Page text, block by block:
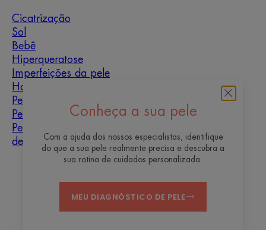
Conheça a sua pele
Com a ajuda dos nossos especialistas, identifique
do que a sua pele realmente precisa e descubra a
sua rotina de cuidados personalizada.
MEU DIAGNÓSTICO DE PELE
Cicatrização
Sol
Bebê
Hiperqueratose
Imperfeições da pele
Homens
Pele mista
Pele seca
Pele seca e
desidratação
Contato Perguntas mais frequentes